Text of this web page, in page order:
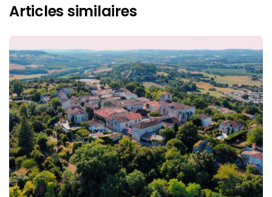
Articles similaires